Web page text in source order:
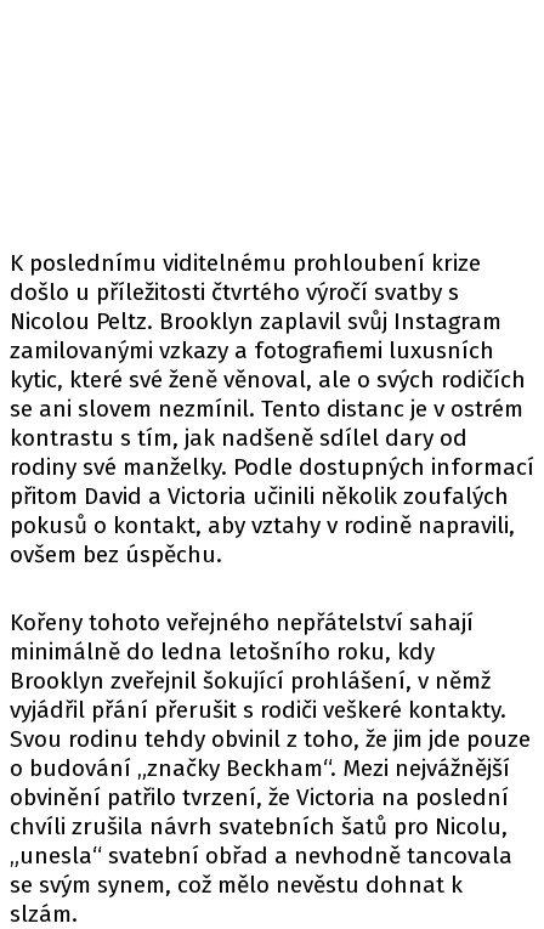
K poslednímu viditelnému prohloubení krize
došlo u příležitosti čtvrtého výročí svatby s
Nicolou Peltz. Brooklyn zaplavil svůj Instagram
zamilovanými vzkazy a fotografiemi luxusních
kytic, které své ženě věnoval, ale o svých rodičích
se ani slovem nezmínil. Tento distanc je v ostrém
kontrastu s tím, jak nadšeně sdílel dary od
rodiny své manželky. Podle dostupných informací
přitom David a Victoria učinili několik zoufalých
pokusů o kontakt, aby vztahy v rodině napravili,
ovšem bez úspěchu.
Kořeny tohoto veřejného nepřátelství sahají
minimálně do ledna letošního roku, kdy
Brooklyn zveřejnil šokující prohlášení, v němž
vyjádřil přání přerušit s rodiči veškeré kontakty.
Svou rodinu tehdy obvinil z toho, že jim jde pouze
o budování „značky Beckham“. Mezi nejvážnější
obvinění patřilo tvrzení, že Victoria na poslední
chvíli zrušila návrh svatebních šatů pro Nicolu,
„unesla“ svatební obřad a nevhodně tancovala
se svým synem, což mělo nevěstu dohnat k
slzám.